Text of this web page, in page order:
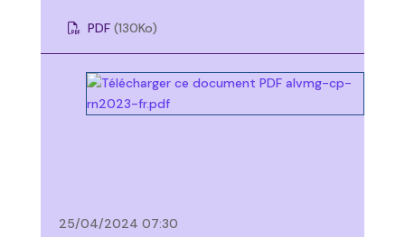
PDF (130Ko)
25/04/2024 07:30